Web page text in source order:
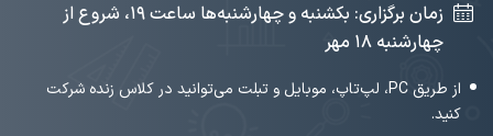
زمان برگزاری: بکشنبه و چهارشنبه‌ها ساعت ۱۹، شروع از
چهارشنبه ۱۸ مهر
از طریق PC، لپ‌تاپ، موبایل و تبلت می‌توانید در کلاس زنده شرکت
کنید.